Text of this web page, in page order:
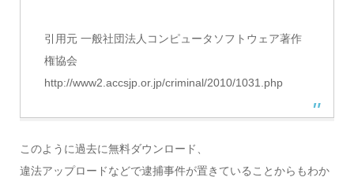
引用元 一般社団法人コンピュータソフトウェア著作
権協会
http://www2.accsjp.or.jp/criminal/2010/1031.php
このように過去に無料ダウンロード、
違法アップロードなどで逮捕事件が置きていることからもわか